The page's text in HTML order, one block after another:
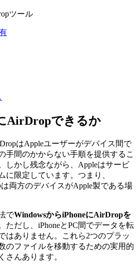
ツール
AirDropできるか
はAppleユーザーがデバイス間で
手間のかからない手順を提供するこ
しかし残念ながら、Appleはサービ
に限定しています。つまり、
両方のデバイスがApple製である場
でWindowsからiPhoneにAirDropを
ただし、iPhoneとPC間でデータを転
はありません。これら2つのプラッ
のファイルを移動するための実用的
さんあります。